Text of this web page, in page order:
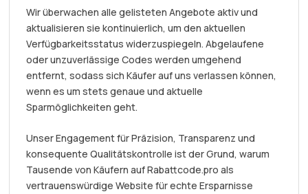
Wir überwachen alle gelisteten Angebote aktiv und
aktualisieren sie kontinuierlich, um den aktuellen
Verfügbarkeitsstatus widerzuspiegeln. Abgelaufene
oder unzuverlässige Codes werden umgehend
entfernt, sodass sich Käufer auf uns verlassen können,
wenn es um stets genaue und aktuelle
Sparmöglichkeiten geht.
Unser Engagement für Präzision, Transparenz und
konsequente Qualitätskontrolle ist der Grund, warum
Tausende von Käufern auf Rabattcode.pro als
vertrauenswürdige Website für echte Ersparnisse